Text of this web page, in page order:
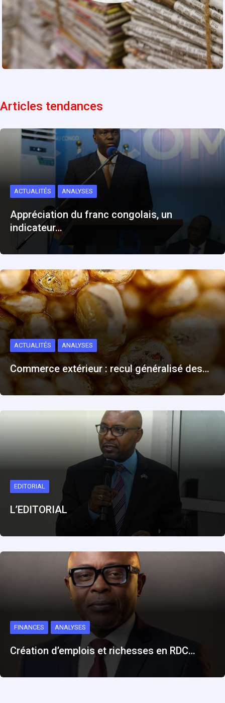
Articles tendances
ACTUALITÉS ANALYSES
Appréciation du franc congolais, un
indicateur…
ACTUALITÉS ANALYSES
Commerce extérieur : recul généralisé des…
EDITORIAL
L’EDITORIAL
FINANCES ANALYSES
Création d’emplois et richesses en RDC…